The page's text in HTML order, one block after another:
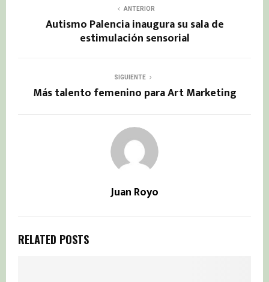
ANTERIOR
Autismo Palencia inaugura su sala de
estimulación sensorial
SIGUIENTE
Más talento femenino para Art Marketing
Juan Royo
RELATED POSTS